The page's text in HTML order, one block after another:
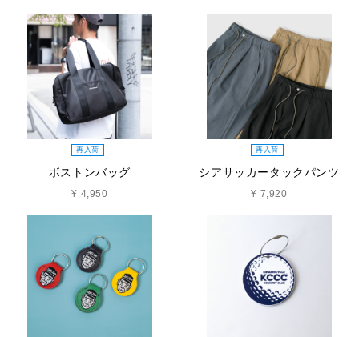
再入荷
ボストンバッグ
¥ 4,950
再入荷
シアサッカータックパンツ
¥ 7,920